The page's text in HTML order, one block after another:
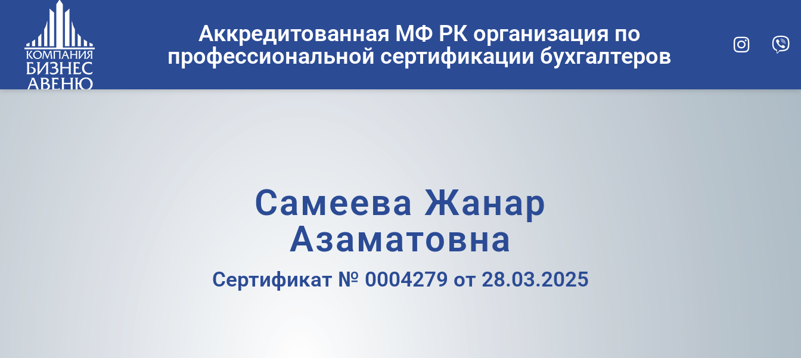
Аккредитованная МФ РК организация по
профессиональной сертификации бухгалтеров
Cамеева Жанар
Азаматовна
Сертификат № 0004279 от 28.03.2025